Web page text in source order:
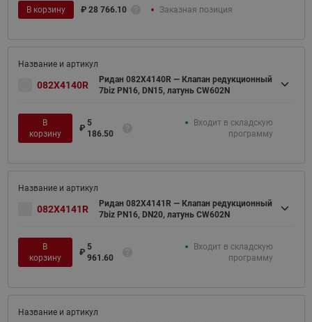
В корзину ₽ 28 766.10 Заказная позиция
082X4140R
Ридан 082X4140R — Клапан редукционный
7biz PN16, DN15, латунь CW602N
В
корзину
₽
5
186.50
Входит в складскую
программу
082X4141R
Ридан 082X4141R — Клапан редукционный
7biz PN16, DN20, латунь CW602N
В
корзину
₽
5
961.60
Входит в складскую
программу